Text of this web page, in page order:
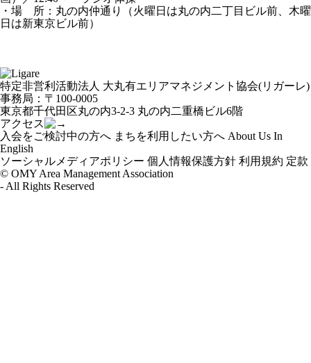
・場 所：丸の内仲通り（火曜日は丸の内二丁目ビル前、木曜
日は新東京ビル前）
特定非営利活動法人 大丸有エリアマネジメント協会(リガーレ)
事務局：〒100-0005
東京都千代田区丸の内3-2-3 丸の内二重橋ビル6階
アクセス
入会をご検討中の方へ まちを利用したい方へ About Us In
English
ソーシャルメディアポリシー 個人情報保護方針 利用規約 定款
© OMY Area Management Association
- All Rights Reserved